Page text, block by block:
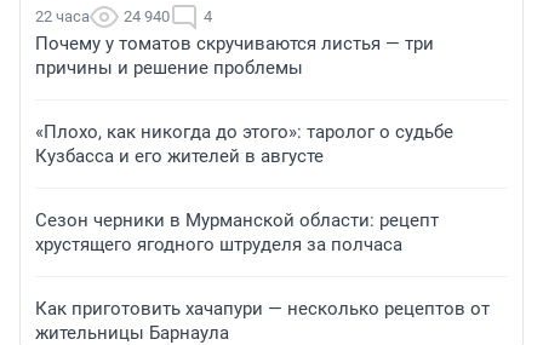
22 часа 24 940 4
Почему у томатов скручиваются листья — три
причины и решение проблемы
«Плохо, как никогда до этого»: таролог о судьбе
Кузбасса и его жителей в августе
Сезон черники в Мурманской области: рецепт
хрустящего ягодного штруделя за полчаса
Как приготовить хачапури — несколько рецептов от
жительницы Барнаула